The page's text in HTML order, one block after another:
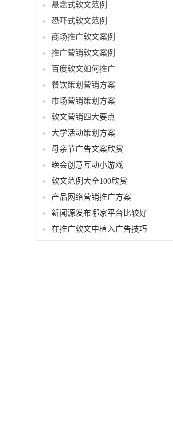
悬念式软文范例
恐吓式软文范例
商场推广软文案例
推广营销软文案例
百度软文如何推广
餐饮策划营销方案
市场营销策划方案
软文营销四大要点
大学活动策划方案
母亲节广告文案欣赏
晚会创意互动小游戏
软文范例大全100欣赏
产品网络营销推广方案
新闻源发布哪家平台比较好
在推广软文中植入广告技巧